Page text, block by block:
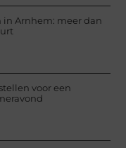
in Arnhem: meer dan
voor een